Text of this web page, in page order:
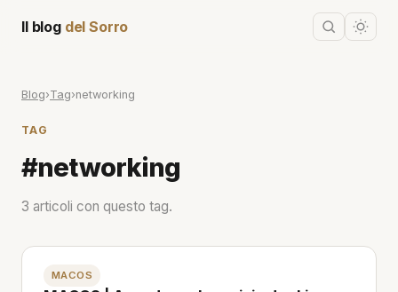
Il blog del Sorro
Blog›Tag›networking
TAG
#networking
3 articoli con questo tag.
MACOS